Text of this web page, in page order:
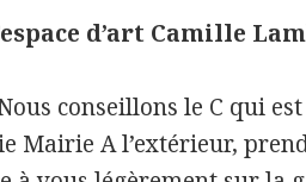
d’art Camille
Nous conseillons le C qui
Mairie A l’extérieur,